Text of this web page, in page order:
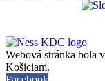
Webová stránka bola
Košiciam.